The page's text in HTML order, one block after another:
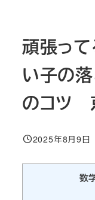
頑張っ
い子の
のコツ
投稿日
2025年8月9日
数